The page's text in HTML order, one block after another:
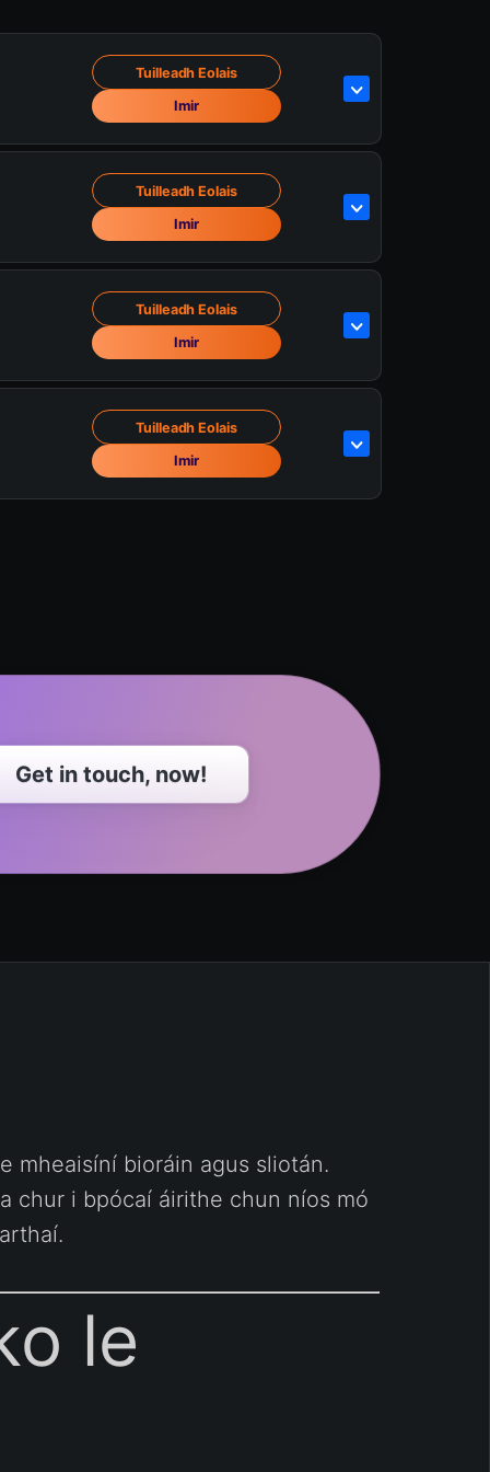
Tuilleadh Eolais
Imir
Tuilleadh Eolais
Imir
Tuilleadh Eolais
Imir
Tuilleadh Eolais
Imir
Get in touch, now!
mheaisíní bioráin agus sliotán.
chur i bpócaí áirithe chun níos mó
le